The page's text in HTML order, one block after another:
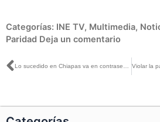
Categorías: INE TV, Multimedia,
Paridad Deja un comentario
Ant